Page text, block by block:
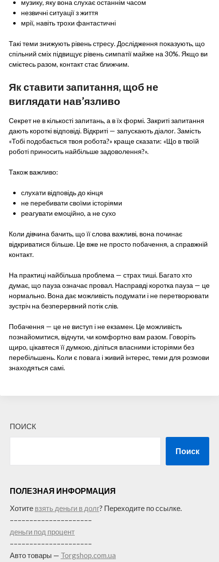
музику, яку вона слухає останнім часом
незвичні ситуації з життя
мрії, навіть трохи фантастичні
Такі теми знижують рівень стресу. Дослідження показують, що
спільний сміх підвищує рівень симпатії майже на 30%. Якщо ви
смієтесь разом, контакт стає ближчим.
Як ставити запитання, щоб не
виглядати нав’язливо
Секрет не в кількості запитань, а в їх формі. Закриті запитання
дають короткі відповіді. Відкриті — запускають діалог. Замість
«Тобі подобається твоя робота?» краще сказати: «Що в твоїй
роботі приносить найбільше задоволення?».
Також важливо:
слухати відповідь до кінця
не перебивати своїми історіями
реагувати емоційно, а не сухо
Коли дівчина бачить, що її слова важливі, вона починає
відкриватися більше. Це вже не просто побачення, а справжній
контакт.
На практиці найбільша проблема — страх тиші. Багато хто
думає, що пауза означає провал. Насправді коротка пауза — це
нормально. Вона дає можливість подумати і не перетворювати
зустріч на безперервний потік слів.
Побачення — це не виступ і не екзамен. Це можливість
познайомитися, відчути, чи комфортно вам разом. Говоріть
щиро, цікавтеся її думкою, діліться власними історіями без
перебільшень. Коли є повага і живий інтерес, теми для розмови
знаходяться самі.
ПОИСК
Поиск
ПОЛЕЗНАЯ ИНФОРМАЦИЯ
Хотите взять деньги в долг? Переходите по ссылке.
–––––––––––––––––––––
деньги под процент
–––––––––––––––––––––
Авто товары — Torgshop.com.ua